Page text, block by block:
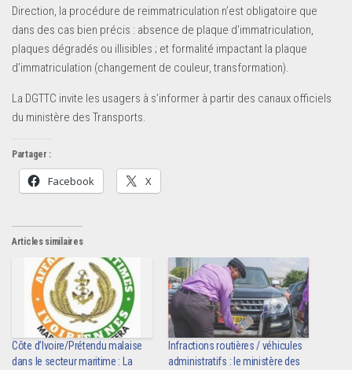
Direction, la procédure de reimmatriculation n’est obligatoire que
dans des cas bien précis : absence de plaque d’immatriculation,
plaques dégradés ou illisibles ; et formalité impactant la plaque
d’immatriculation (changement de couleur, transformation).
La DGTTC invite les usagers à s’informer à partir des canaux officiels
du ministère des Transports.
Partager :
Facebook X
Articles similaires
Côte d’Ivoire/Prétendu malaise
dans le secteur maritime : La
Infractions routières / véhicules
administratifs : le ministère des